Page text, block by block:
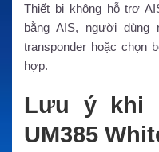
Thiết bị không hỗ trợ
bằng AIS, người dùng
transponder hoặc chọn
hợp.
Lưu ý khi
UM385